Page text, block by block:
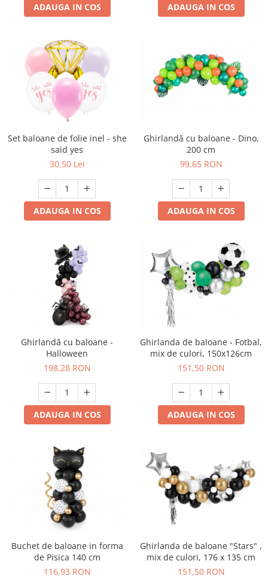
ADAUGA IN COS ADAUGA IN COS
Set baloane de folie inel - she
said yes
30,50 Lei
ADAUGA IN COS
Ghirlandă cu baloane - Dino,
200 cm
99,65 RON
ADAUGA IN COS
Ghirlandă cu baloane -
Halloween
198,28 RON
ADAUGA IN COS
Ghirlanda de baloane - Fotbal,
mix de culori, 150x126cm
151,50 RON
ADAUGA IN COS
Buchet de baloane in forma
de Pisica 140 cm
116,93 RON
Ghirlanda de baloane "Stars" ,
mix de culori, 176 x 135 cm
151,50 RON